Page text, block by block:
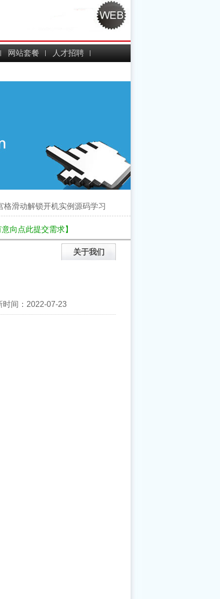
网站套餐 人才招聘
格滑动解锁开机实例源码学习
向点此提交需求】
关于我们
间：2022-07-23